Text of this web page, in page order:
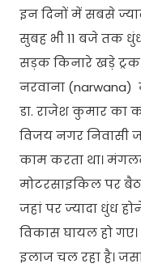
इन दिनों में सबसे
सुबह भी 11 बजे तक
सड़क किनारे खड़े
नरवाना (narwana)
डा. राजेश कुमार का
विजय नगर निवासी
काम करता था।
मोटरसाइकिल पर
जहां पर ज्यादा धुंध
विकास घायल हो
इलाज चल रहा है।